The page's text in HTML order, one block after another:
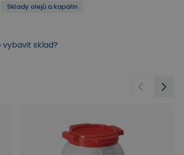
Sklady olejů a kapalin
sklad?